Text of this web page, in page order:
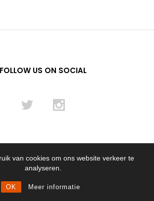
van cookies om ons website verkeer te
analyseren.
OK Meer informatie
FOLLOW US ON SOCIAL
- 2024 Flying Pencil NL B.V.